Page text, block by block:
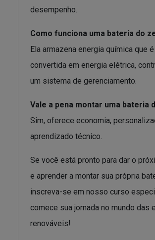
desempenho.
Como funciona uma bateria do
Ela armazena energia química que é
convertida em energia elétrica,
um sistema de gerenciamento.
Vale a pena montar uma bateria
Sim, oferece economia,
aprendizado técnico.
Se você está pronto para dar o
e aprender a montar sua própria
inscreva-se em nosso curso
comece sua jornada no mundo das
renováveis!